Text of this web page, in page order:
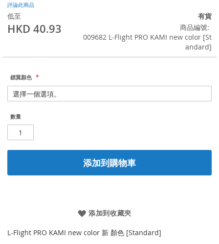
評論此商品
低至
HKD 40.93
有貨
商品編號
009682 L-Flight PRO KAMI new color [St
andard]
鏢翼顏色
數量
添加到購物車
添加到收藏夾
L-Flight PRO KAMI new color 新 顏色 [Standard]
of
the
images
gallery